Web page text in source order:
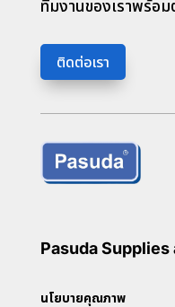
ทีมงานของเราพร้อ
ติดต่อเรา
Pasuda
นโยบายคุณภาพ